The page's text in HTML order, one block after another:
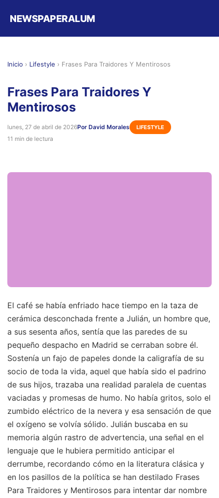
NEWSPAPERALUM
Inicio › Lifestyle › Frases Para Traidores Y Mentirosos
Frases Para Traidores Y
Mentirosos
lunes, 27 de abril de 2026Por David Morales LIFESTYLE
11 min de lectura
El café se había enfriado hace tiempo en la taza de
cerámica desconchada frente a Julián, un hombre que,
a sus sesenta años, sentía que las paredes de su
pequeño despacho en Madrid se cerraban sobre él.
Sostenía un fajo de papeles donde la caligrafía de su
socio de toda la vida, aquel que había sido el padrino
de sus hijos, trazaba una realidad paralela de cuentas
vaciadas y promesas de humo. No había gritos, solo el
zumbido eléctrico de la nevera y esa sensación de que
el oxígeno se volvía sólido. Julián buscaba en su
memoria algún rastro de advertencia, una señal en el
lenguaje que le hubiera permitido anticipar el
derrumbe, recordando cómo en la literatura clásica y
en los pasillos de la política se han destilado Frases
Para Traidores y Mentirosos para intentar dar nombre